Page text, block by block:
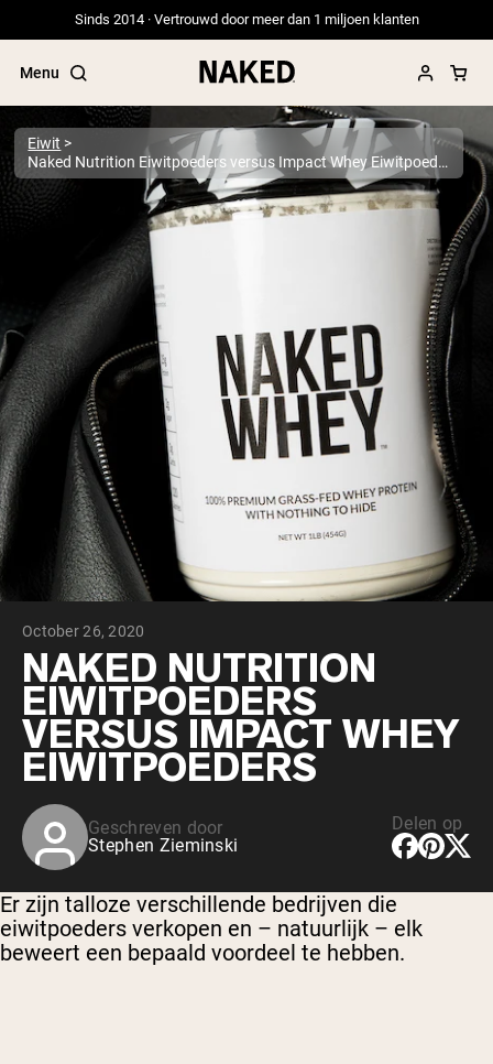
Sinds 2014 · Vertrouwd door meer dan 1 miljoen klanten
Menu
Populaire Zoektermen
”Protein Powder“
”Overnight Oats“
”Vegan protein“
”Collagen“
”Micellar Casein“
PROTEIN POWDERSBest Seller
Erwteneiwit
Grasgevoerd Wei Eiwit Poeder
Collageenpeptiden
Chocolade Grasgevoerde Wei
Vanille grasgevoerde wei
Weidegevoerde wei
Shop All Protein Powders
VEGAN PROTEIN
Erwteneiwit
Shop All Vegan Protein
Eiwit
Naked Nutrition Eiwitpoeders versus Impact Whey Eiwitpoeders
October 26, 2020
NAKED NUTRITION
EIWITPOEDERS
VERSUS IMPACT WHEY
EIWITPOEDERS
Geschreven door
Stephen Zieminski
Delen op
Er zijn talloze verschillende bedrijven die
eiwitpoeders verkopen en – natuurlijk – elk
beweert een bepaald voordeel te hebben.